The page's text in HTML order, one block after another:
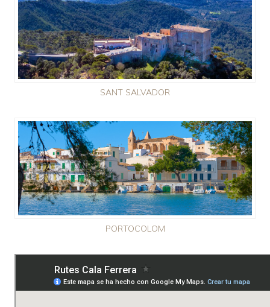
SANT SALVADOR
PORTOCOLOM